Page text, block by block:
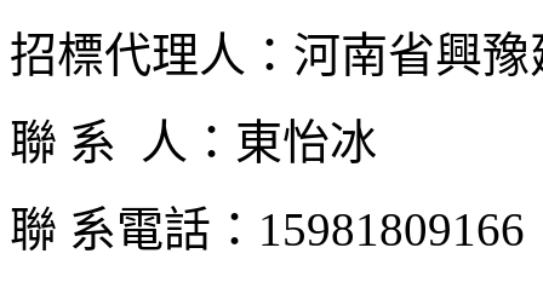
招標代理人：河南省興
聯 系 人：東怡冰
聯 系電話：15981809166